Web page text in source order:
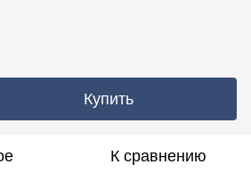
Купить
К сравнению